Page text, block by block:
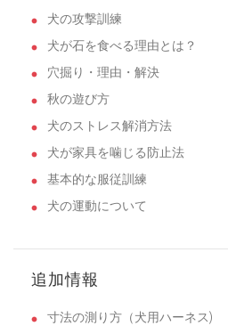
犬の攻撃訓練
犬が石を食べる理由とは？
穴掘り・理由・解決
秋の遊び方
犬のストレス解消方法
犬が家具を噛じる防止法
基本的な服従訓練
犬の運動について
追加情報
寸法の測り方（犬用ハーネス)